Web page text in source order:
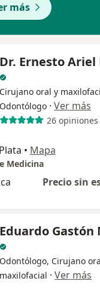
más
Dr. Ernesto Ariel
Cirujano oral y
Odontólogo · Ver más
26 opiniones
• Mapa
Medicina
Precio sin
Eduardo Gastón
Odontólogo, Cirujano
maxilofacial · Ver más